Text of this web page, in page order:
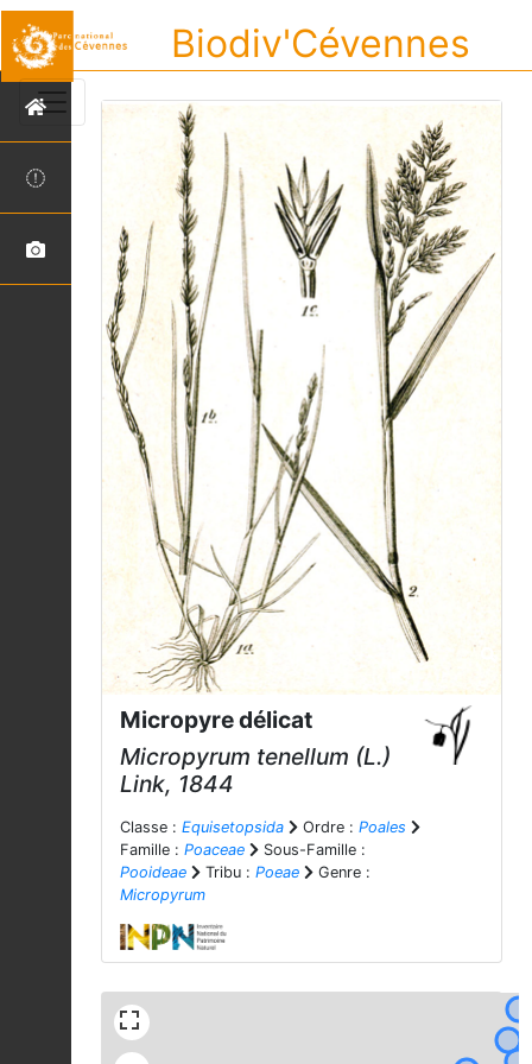
Biodiv'Cévennes
Micropyre délicat
Micropyrum tenellum (L.)
Link, 1844
Classe : Equisetopsida Ordre : Poales
Famille : Poaceae
Sous-Famille :
Pooideae
Tribu : Poeae
Genre :
Micropyrum